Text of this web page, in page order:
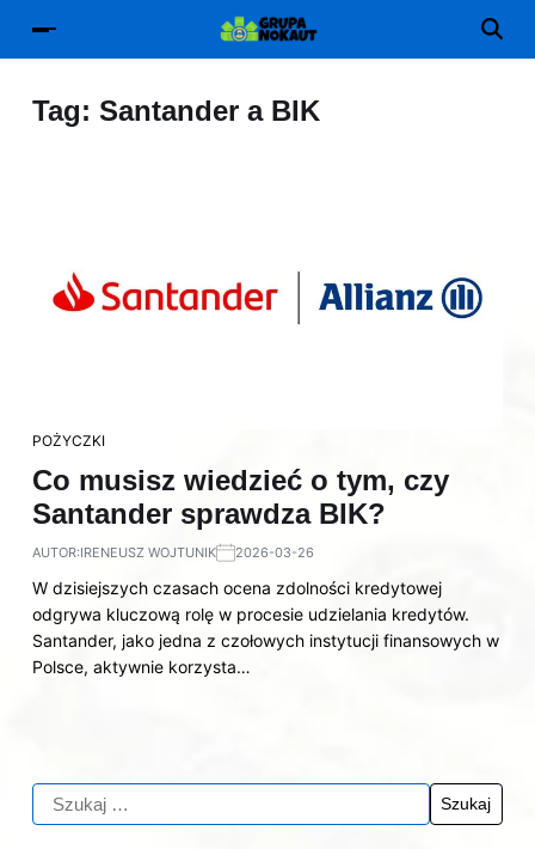
Tag: Santander a BIK
POŻYCZKI
Co musisz wiedzieć o tym, czy
Santander sprawdza BIK?
AUTOR:IRENEUSZ WOJTUNIK 2026-03-26
W dzisiejszych czasach ocena zdolności kredytowej
odgrywa kluczową rolę w procesie udzielania kredytów.
Santander, jako jedna z czołowych instytucji finansowych w
Polsce, aktywnie korzysta…